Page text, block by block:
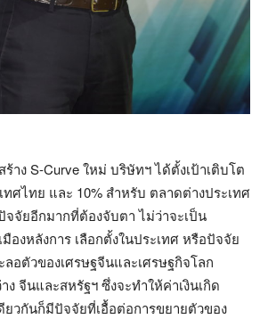
ร้าง S-Curve ใหม่ บริษัทฯ ได้ตั้งเป้าเติบโต
ทศไทย และ 10% สำหรับ ตลาดต่างประเทศ
จจัยอีกมากที่ต้องจับตา ไม่ว่าจะเป็น
องหลังการ เลือกตั้งในประเทศ หรือปัจจัย
อตัวของเศรษฐจีนและเศรษฐกิจโลก
ง จีนและสหรัฐฯ ซึ่งจะทำให้ค่าเงินเกิด
วกันก็มีปัจจัยที่เอื้อต่อการขยายตัวของ